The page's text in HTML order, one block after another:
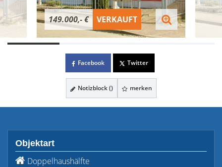
149.000,- € VERKAUFT
Facebook Twitter
Notizblock () merken
Objektart
Doppelhaushälfte